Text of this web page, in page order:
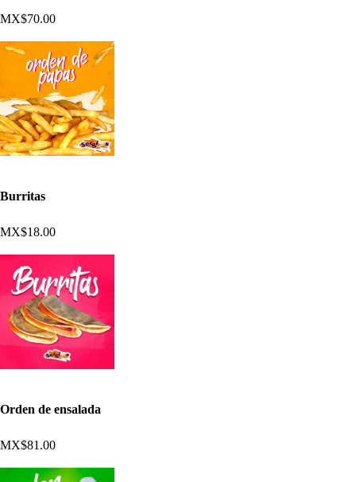
MX$70.00
Burritas
MX$18.00
Orden de ensalada
MX$81.00